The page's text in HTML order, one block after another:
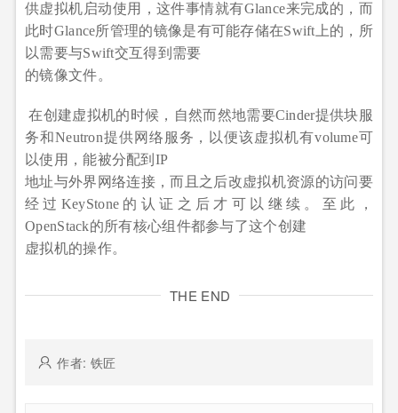
供虚拟机启动使用，这件事情就有Glance来完成的，而
此时Glance所管理的镜像是有可能存储在Swift上的，所
以需要与Swift交互得到需要
的镜像文件。
在创建虚拟机的时候，自然而然地需要Cinder提供块服
务和Neutron提供网络服务，以便该虚拟机有volume可
以使用，能被分配到IP
地址与外界网络连接，而且之后改虚拟机资源的访问要
经过KeyStone的认证之后才可以继续。至此，
OpenStack的所有核心组件都参与了这个创建
虚拟机的操作。
THE END
作者: 铁匠